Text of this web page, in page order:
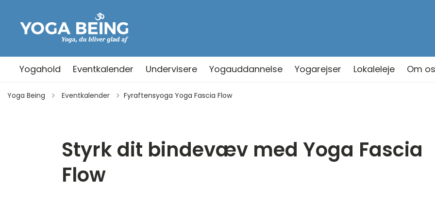
Yogahold Eventkalender Undervisere Yogauddannelse Yogarejser Lokaleleje Om os
Yoga Being Tilbage til
Eventkalender Fyraftensyoga Yoga Fascia Flow
Styrk dit bindevæv med Yoga Fascia
Flow